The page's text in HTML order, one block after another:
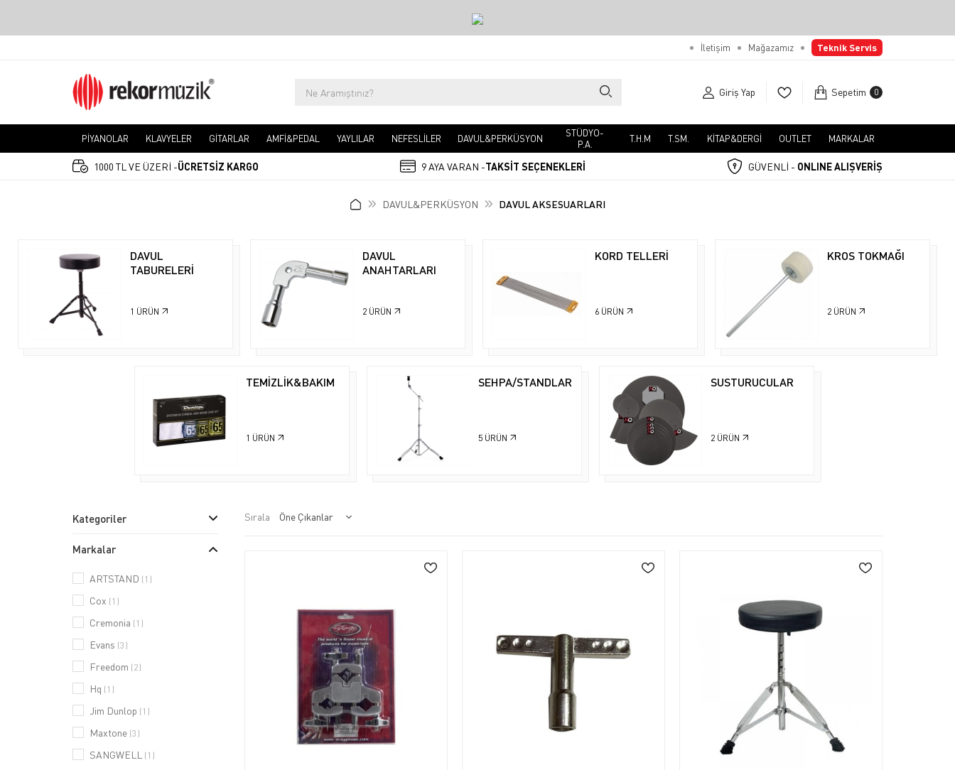
İletişim Mağazamız Teknik Servis
Giriş Yap Sepetim 0
PİYANOLAR KLAVYELER GİTARLAR AMFİ&PEDAL YAYLILAR NEFESLİLER DAVUL&PERKÜSYON
STÜDYO-
P.A.
T.H.M T.SM. KİTAP&DERGİ OUTLET MARKALAR
1000 TL VE ÜZERİ -ÜCRETSİZ KARGO 9 AYA VARAN -TAKSİT SEÇENEKLERİ GÜVENLİ - ONLINE ALIŞVERİŞ
DAVUL&PERKÜSYON DAVUL AKSESUARLARI
DAVUL
TABURELERİ
1 ÜRÜN
DAVUL
ANAHTARLARI
2ÜRÜN
KORD TELLERİ
6ÜRÜN
KROS TOKMAĞI
2ÜRÜN
TEMİZLİK&BAKIM
1 ÜRÜN
SEHPA/STANDLAR
5 ÜRÜN
SUSTURUCULAR
2 ÜRÜN
Kategoriler
Markalar
ARTSTAND (1)
Cox (1)
Cremonia (1)
Evans (3)
Freedom (2)
Hq (1)
Jim Dunlop (1)
Maxtone (3)
SANGWELL (1)
Sırala